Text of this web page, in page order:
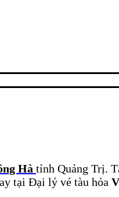
Hà tỉnh Quảng Trị.
tại Đại lý vé tàu hỏa